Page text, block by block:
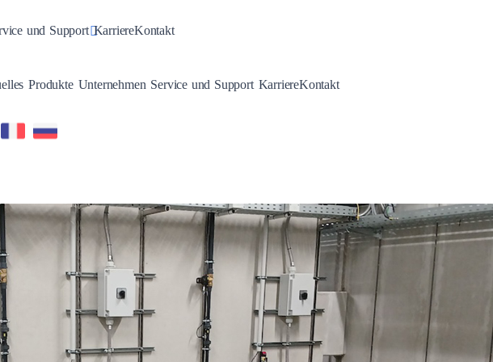
Dropdown
und SupportToggle Dropdown
KarriereKontakt
Toggle Dropdown
ProdukteToggle Dropdown
UnternehmenToggle Dropdown
Service und SupportToggle Dropdown
KarriereKontakt